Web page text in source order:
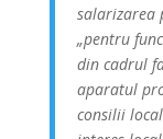
salarizarea
„pentru
din cadrul
aparatul
consilii